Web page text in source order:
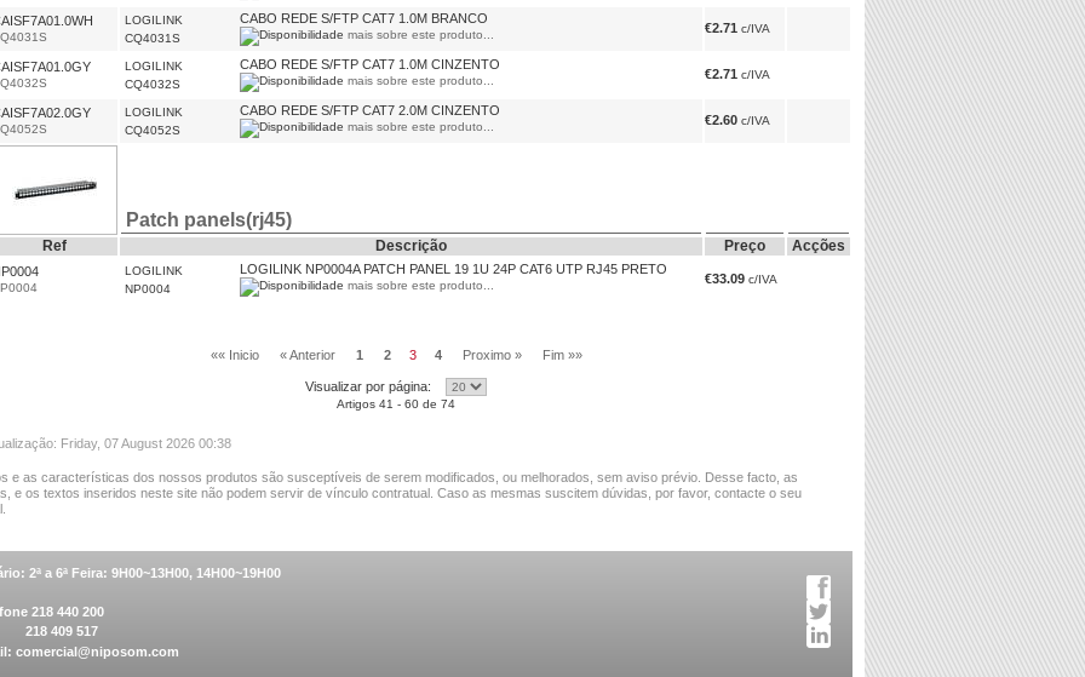
LOGILINK
CQ4031S
CABO REDE S/FTP CAT7 1.0M BRANCO
mais sobre este produto... €2.71 c/IVA
LOGILINK
CQ4032S
CABO REDE S/FTP CAT7 1.0M CINZENTO
mais sobre este produto... €2.71 c/IVA
LOGILINK
CQ4052S
CABO REDE S/FTP CAT7 2.0M CINZENTO
mais sobre este produto... €2.60 c/IVA
Patch panels(rj45)
Ref Descrição Preço Acções
LOGILINK
NP0004
LOGILINK NP0004A PATCH PANEL 19 1U 24P CAT6 UTP RJ45 PRETO
mais sobre este produto... €33.09 c/IVA
«« Inicio « Anterior 1 2 3 4 Proximo » Fim »»
Visualizar por página:
Artigos 41 - 60 de 74
Friday, 07 August 2026 00:38
e as características dos nossos produtos são susceptíveis de serem modificados, ou melhorados, sem aviso prévio. Desse facto, as
e os textos inseridos neste site não podem servir de vínculo contratual. Caso as mesmas suscitem dúvidas, por favor, contacte o seu
2ª a 6ª Feira: 9H00~13H00, 14H00~19H00
218 440 200
218 409 517
comercial@niposom.com